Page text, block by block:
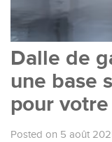
Dalle de
une base
pour
Posted on 5 août